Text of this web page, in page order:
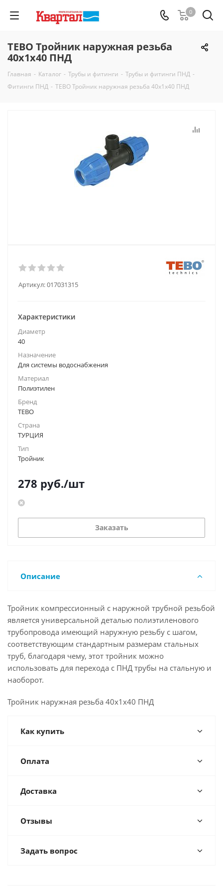
0
TEBO Тройник наружная резьба
40х1х40 ПНД
Главная - Каталог - Трубы и фитинги - Трубы и фитинги ПНД -
Фитинги ПНД - TEBO Тройник наружная резьба 40х1х40 ПНД
Артикул:017031315
Характеристики
Диаметр
40
Назначение
Для системы водоснабжения
Материал
Полиэтилен
Бренд
TEBO
Страна
ТУРЦИЯ
Тип
Тройник
278 руб./шт
Заказать
Описание
Тройник компрессионный с наружной трубной резьбой
является универсальной деталью полиэтиленового
трубопровода имеющий наружную резьбу с шагом,
соответствующим стандартным размерам стальных
труб, благодаря чему, этот тройник можно
использовать для перехода с ПНД трубы на стальную и
наоборот.
Тройник наружная резьба 40х1х40 ПНД
Как купить
Оплата
Доставка
Отзывы
Задать вопрос